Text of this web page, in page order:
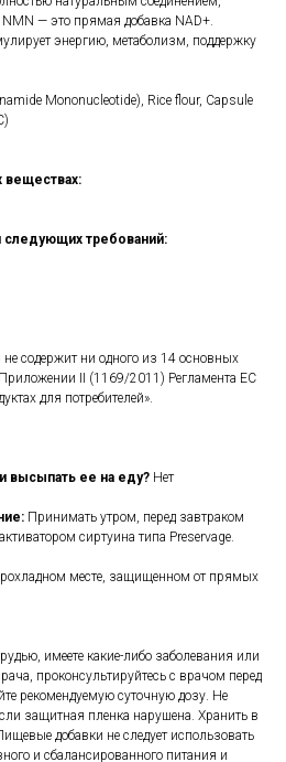
— это прямая добавка NAD+.
энергию, метаболизм, поддержку
Mononucleotide), Rice flour, Capsule
веществах:
следующих требований:
не содержит ни одного из 14 основных
II (1169/2011) Регламента ЕС
для потребителей».
высыпать ее на еду? Нет
Принимать утром, перед завтраком
сиртуина типа Preservage.
месте, защищенном от прямых
имеете какие-либо заболевания или
проконсультируйтесь с врачом перед
рекомендуемую суточную дозу. Не
защитная пленка нарушена. Хранить в
добавки не следует использовать
и сбалансированного питания и